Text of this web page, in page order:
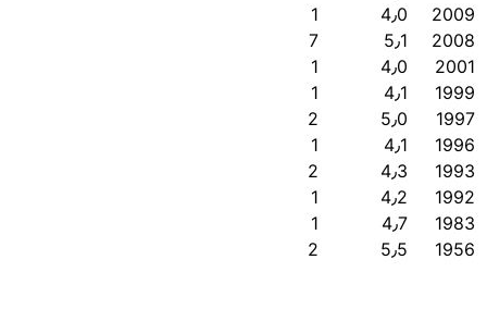
2009
4٫0
1
2008
5٫1
7
2001
4٫0
1
1999
4٫1
1
1997
5٫0
2
1996
4٫1
1
1993
4٫3
2
1992
4٫2
1
1983
4٫7
1
1956
5٫5 2